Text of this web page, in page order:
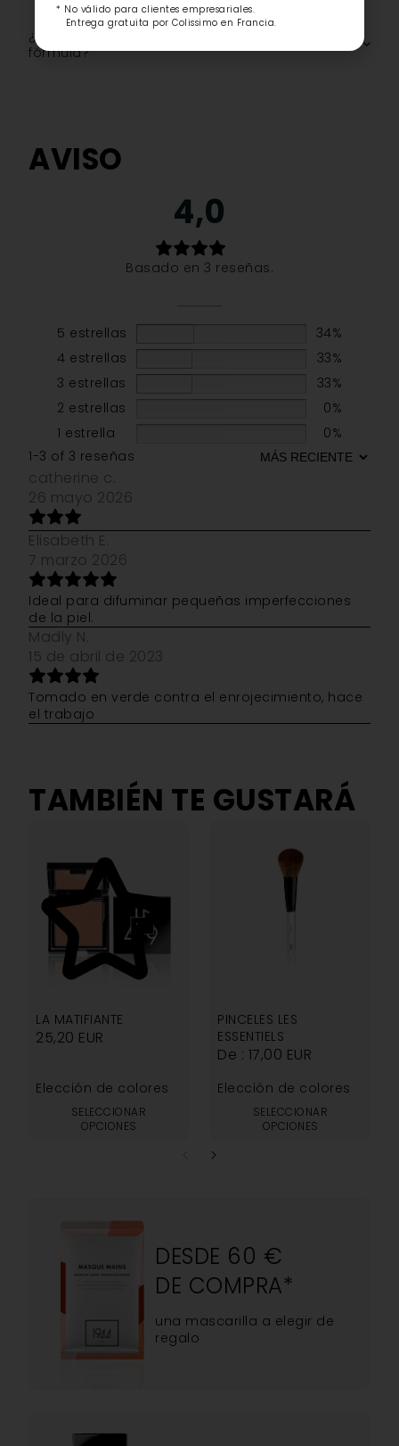
¿Cuáles son los ingredientes clave de su
fórmula?
AVISO
4,0
Basado en 3 reseñas.
5 estrellas
34%
4 estrellas
33%
3 estrellas
33%
2 estrellas
0%
1 estrella
0%
1-3 of 3 reseñas
catherine c.
26 mayo 2026
Elisabeth E.
7 marzo 2026
Ideal para difuminar pequeñas imperfecciones
de la piel.
Madly N.
15 de abril de 2023
Tomado en verde contra el enrojecimiento, hace
el trabajo
TAMBIÉN TE GUSTARÁ
LA MATIFIANTE
25,20 EUR
Elección de colores
SELECCIONAR
OPCIONES
PINCELES LES
ESSENTIELS
De : 17,00 EUR
Elección de colores
SELECCIONAR
OPCIONES
DESDE 60 €
DE COMPRA*
una mascarilla a elegir de
regalo
* No válido para clientes empresariales.
Entrega gratuita por Colissimo en Francia.